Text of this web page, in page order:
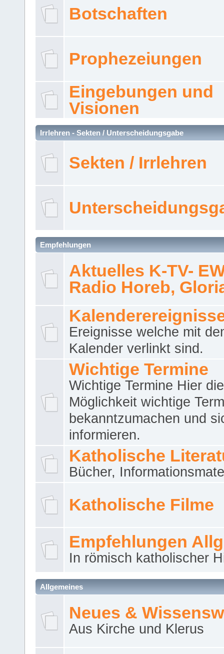
Botschaften
Prophezeiungen
Eingebungen und
Visionen
Irrlehren - Sekten / Unterscheidungsgabe
Sekten / Irrlehren
Empfehlungen
Aktuelles K-TV-
Radio Horeb,
Ereignisse welche mit
Kalender verlinkt sind.
Wichtige Termine
Wichtige Termine Hier die
Möglichkeit wichtige
bekanntzumachen und
informieren.
Katholische
Bücher,
Katholische Filme
Empfehlungen
In römisch katholischer
Allgemeines
Neues &
Aus Kirche und Klerus